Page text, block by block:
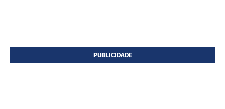
PUBLICIDADE